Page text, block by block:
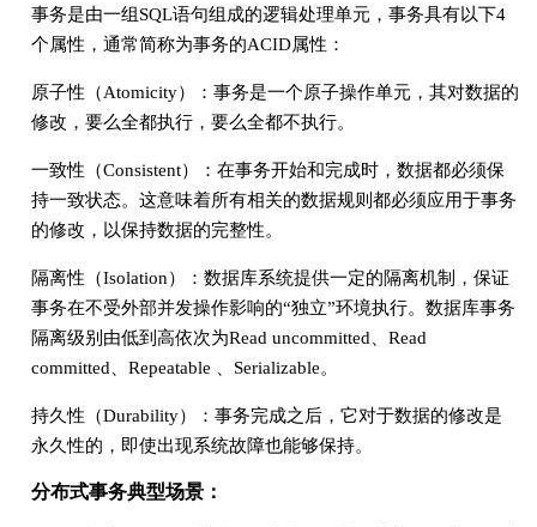
事务是由一组SQL语句组成的逻辑处理单元，事务具有以下4
个属性，通常简称为事务的ACID属性：
原子性（Atomicity）：事务是一个原子操作单元，其对数据的
修改，要么全都执行，要么全都不执行。
一致性（Consistent）：在事务开始和完成时，数据都必须保
持一致状态。这意味着所有相关的数据规则都必须应用于事务
的修改，以保持数据的完整性。
隔离性（Isolation）：数据库系统提供一定的隔离机制，保证
事务在不受外部并发操作影响的“独立”环境执行。数据库事务
隔离级别由低到高依次为Read uncommitted、Read
committed、Repeatable 、Serializable。
持久性（Durability）：事务完成之后，它对于数据的修改是
永久性的，即使出现系统故障也能够保持。
分布式事务典型场景：